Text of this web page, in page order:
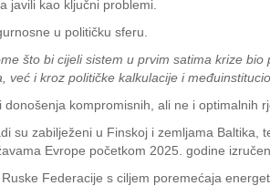
javili kao ključni problemi.
u političku sferu.
što bi cijeli sistem u prvim satima krize
i kroz političke kalkulacije i
kompromisnih, ali ne i optimalnih
su zabilježeni u Finskoj i zemljama Baltika,
Evrope početkom 2025. godine
Federacije s ciljem poremećaja